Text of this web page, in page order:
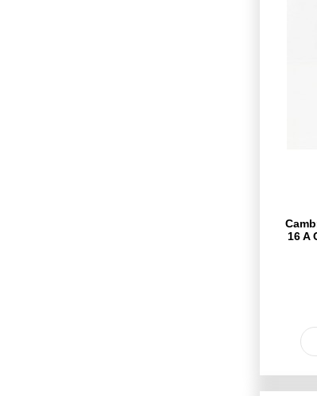
16 A